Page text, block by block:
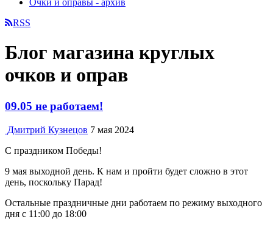
Очки и оправы - архив
RSS
Блог магазина круглых
очков и оправ
09.05 не работаем!
Дмитрий Кузнецов 7 мая 2024
С праздником Победы!
9 мая выходной день. К нам и пройти будет сложно в этот
день, поскольку Парад!
Остальные праздничные дни работаем по режиму выходного
дня с 11:00 до 18:00